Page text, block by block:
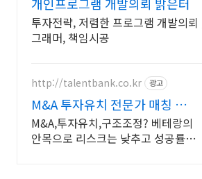
투자전략, 저렴한 프로그램 개발의
그래머, 책임시공
http://talentbank.co.kr 광고
M&A 투자유치 전문가 매칭 분
야별 전문성 검증완료
M&A,투자유치,구조조정? 베테랑의
안목으로 리스크는 낮추고 성공률은